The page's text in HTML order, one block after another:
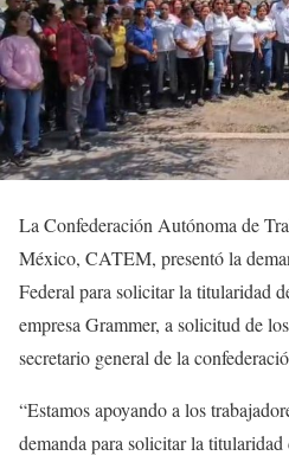
La Confederación Autónoma de
México, CATEM, presentó la
Federal para solicitar la titularidad
empresa Grammer, a solicitud de
secretario general de la
“Estamos apoyando a los
demanda para solicitar la